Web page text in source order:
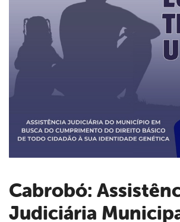
Cabrobó: Assistência
Judiciária